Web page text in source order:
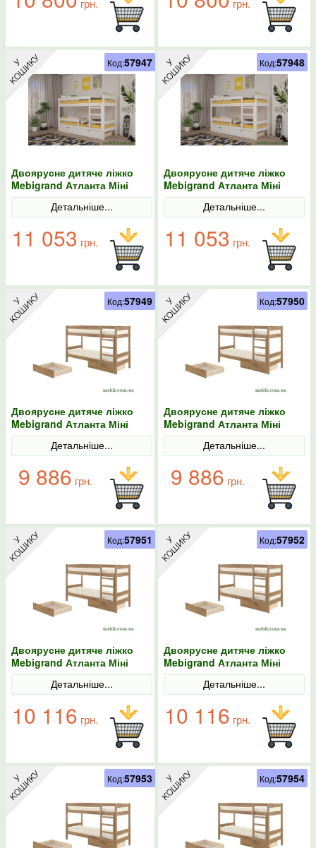
Двоярусне дитяче ліжко
Mebigrand Атланта Міні
Білий (RAL9003) 90х190 з
ящикамиДетальніше...
11 053 грн.
Код:57947
Двоярусне дитяче ліжко
Mebigrand Атланта Міні
Білий (RAL9003) 90х200 з
ящикамиДетальніше...
11 053 грн.
Код:57948
Двоярусне дитяче ліжко
Mebigrand Атланта Міні
Горіх світлий 70х190 з
ящикамиДетальніше...
9 886 грн.
Код:57949
Двоярусне дитяче ліжко
Mebigrand Атланта Міні
Горіх світлий 70х200 з
ящикамиДетальніше...
9 886 грн.
Код:57950
Двоярусне дитяче ліжко
Mebigrand Атланта Міні
Горіх світлий 80х190 з
ящикамиДетальніше...
10 116 грн.
Код:57951
Двоярусне дитяче ліжко
Mebigrand Атланта Міні
Горіх світлий 80х200 з
ящикамиДетальніше...
10 116 грн.
Код:57952
Код:57953 Код:57954